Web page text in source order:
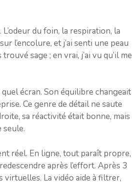
du foin, la respiration, la
l’encolure, et j’ai senti une peau
sage ; en vrai, j’ai vu qu’il me
écran. Son équilibre changeait
Ce genre de détail ne saute
sa réactivité était bonne, mais
seule.
réel. En ligne, tout paraît propre,
après l’effort. Après 3
virtuelles. La vidéo aide à filtrer,